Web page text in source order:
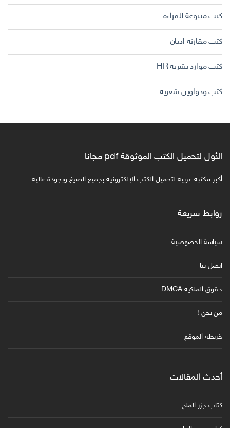
كتب متنوعة للقراءة
كتب مقارنة اديان
كتب موارد بشرية HR
كتب ودواوين شعرية
الأول لتحميل الكتب الموثوقة pdf مجانا
أكبر مكتبة عربية لتحميل الكتب الإلكترونية بجميع الصيغ وبجودة عالية
روابط سريعة
سياسة الخصوصية
اتصل بنا
حقوق الملكية DMCA
من نحن !
خريطة الموقع
أحدث المقالات
كتاب جزر الملح